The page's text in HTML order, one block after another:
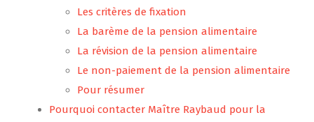
Les critères de fixation
La barème de la pension alimentaire
La révision de la pension alimentaire
Le non-paiement de la pension alimentaire
Pour résumer
Pourquoi contacter Maître Raybaud pour la